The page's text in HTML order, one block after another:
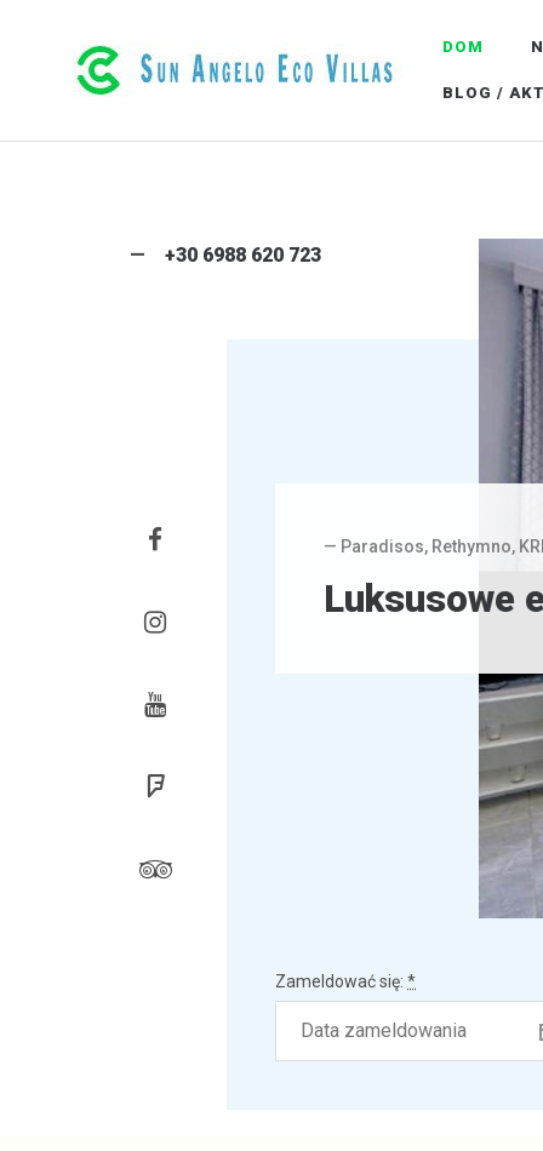
LUKSUSOWE EKO WILLE W RETHYMNO
DOM
BLOG /
+30 6988 620 723
— Paradisos, Rethymno,
Luksusowe
Zameldować się: *